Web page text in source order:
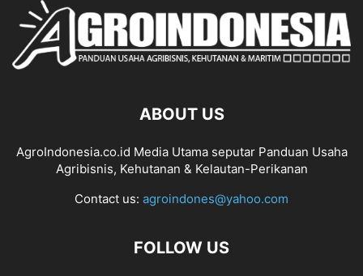
ABOUT US
AgroIndonesia.co.id Media Utama seputar Panduan Usaha
Agribisnis, Kehutanan & Kelautan-Perikanan
Contact us: agroindones@yahoo.com
FOLLOW US